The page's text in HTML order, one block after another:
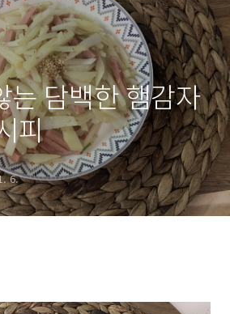
는 담백한 햄감자
피
6.